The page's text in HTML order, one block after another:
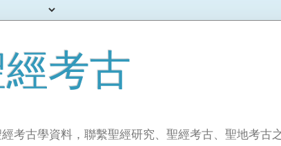
考古
考古學資料，聯繫聖經研究、聖經考古、聖地考古